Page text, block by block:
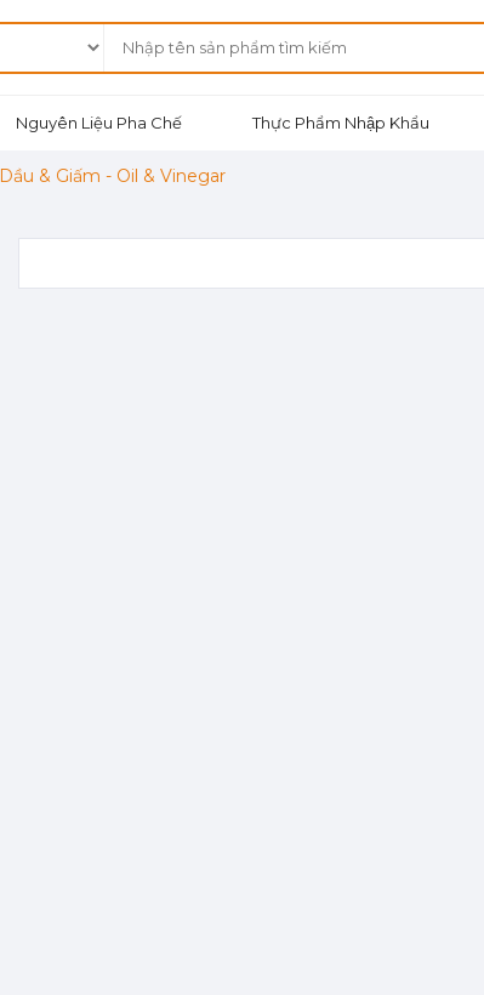
Nguyên Liệu Pha Chế Thực Phẩm Nhập Khẩu
Dầu & Giấm - Oil & Vinegar